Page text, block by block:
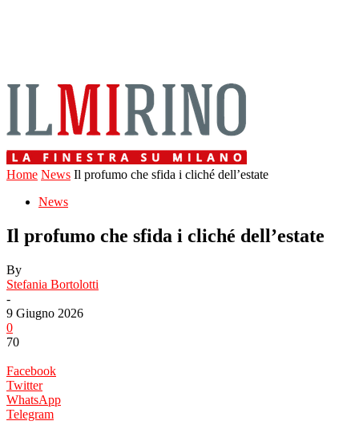
Home News Il profumo che sfida i cliché dell’estate
News
Il profumo che sfida i cliché dell’estate
By
Stefania Bortolotti
-
9 Giugno 2026
0
70
Facebook
Twitter
WhatsApp
Telegram